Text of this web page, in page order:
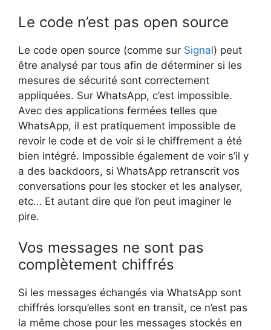
Le code n’est pas open source
Le code open source (comme sur Signal) peut
être analysé par tous afin de déterminer si les
mesures de sécurité sont correctement
appliquées. Sur WhatsApp, c’est impossible.
Avec des applications fermées telles que
WhatsApp, il est pratiquement impossible de
revoir le code et de voir si le chiffrement a été
bien intégré. Impossible également de voir s’il y
a des backdoors, si WhatsApp retranscrit vos
conversations pour les stocker et les analyser,
etc… Et autant dire que l’on peut imaginer le
pire.
Vos messages ne sont pas
complètement chiffrés
Si les messages échangés via WhatsApp sont
chiffrés lorsqu’elles sont en transit, ce n’est pas
la même chose pour les messages stockés en